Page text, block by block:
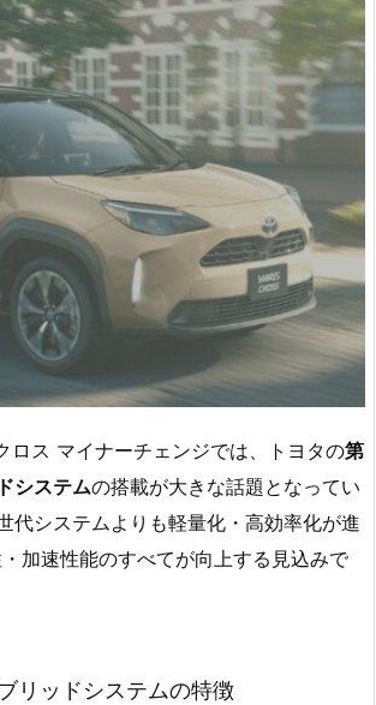
ロス マイナーチェンジでは、トヨタの第
システムの搭載が大きな話題となってい
代システムよりも軽量化・高効率化が進
加速性能のすべてが向上する見込みで
リッドシステムの特徴